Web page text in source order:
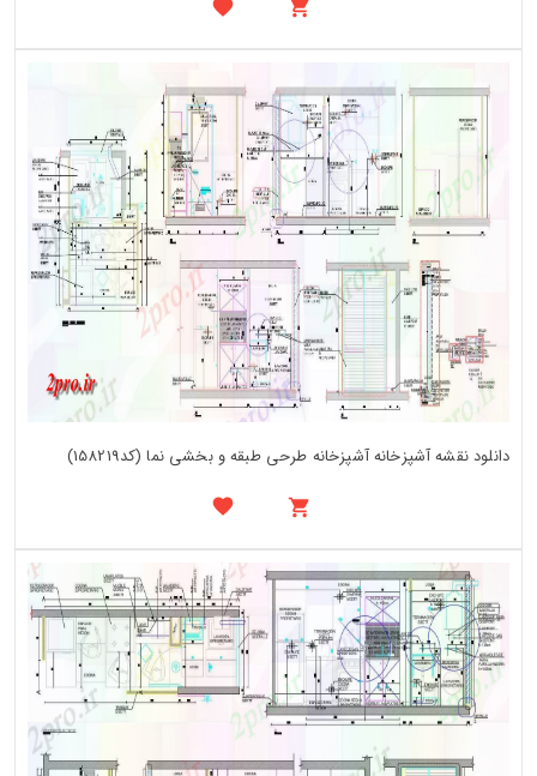
دانلود نقشه آشپزخانه آشپزخانه طرحی طبقه و بخشی نما (کد158219)